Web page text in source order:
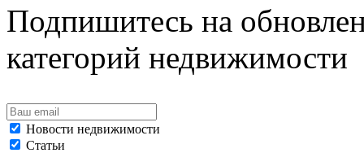
Подпишитесь на
категорий недвижимости
Новости недвижимости
Статьи